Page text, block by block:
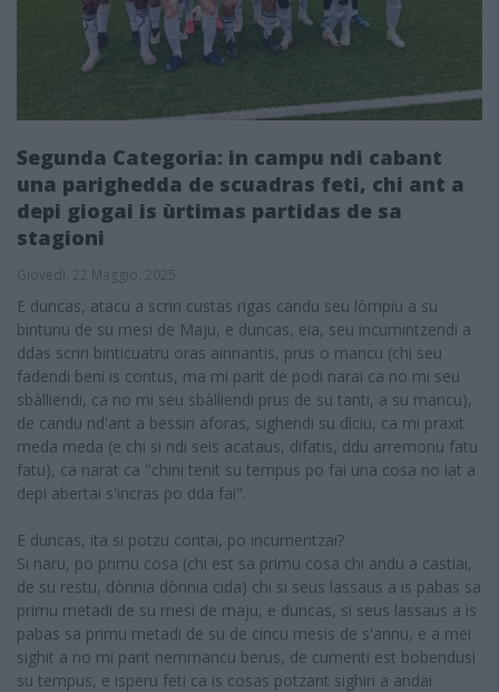
Segunda Categoria: in campu ndi cabant
una parighedda de scuadras feti, chi ant a
depi giogai is ùrtimas partidas de sa
stagioni
Giovedì, 22 Maggio, 2025
E duncas, atacu a scriri custas rigas candu seu lòmpiu a su
bintunu de su mesi de Maju, e duncas, eia, seu incumintzendi a
ddas scriri binticuatru oras ainnantis, prus o mancu (chi seu
fadendi beni is contus, ma mi parit de podi narai ca no mi seu
sbàlliendi, ca no mi seu sbàlliendi prus de su tanti, a su mancu),
de candu nd'ant a bessiri aforas, sighendi su dìciu, ca mi praxit
meda meda (e chi si ndi seis acataus, difatis, ddu arremonu fatu
fatu), ca narat ca "chini tenit su tempus po fai una cosa no iat a
depi abertai s'incras po dda fai".
E duncas, ita si potzu contai, po incumentzai?
Si naru, po primu cosa (chi est sa primu cosa chi andu a castiai,
de su restu, dònnia dònnia cida) chi si seus lassaus a is pabas sa
primu metadi de su mesi de maju, e duncas, si seus lassaus a is
pabas sa primu metadi de su de cincu mesis de s'annu, e a mei
sighit a no mi parit nemmancu berus, de cumenti est bobendusì
su tempus, e isperu feti ca is cosas potzant sighiri a andai